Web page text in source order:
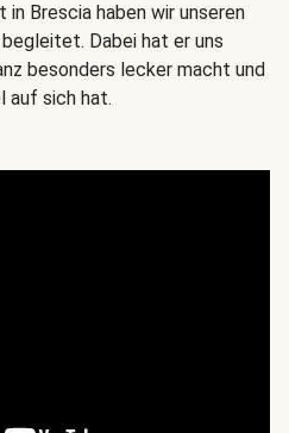
in Brescia haben wir unseren
Dabei hat er uns
besonders lecker macht und
auf sich hat.